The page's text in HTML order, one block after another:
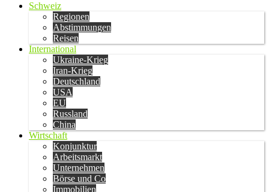
Schweiz
Regionen
Abstimmungen
Reisen
International
Ukraine-Krieg
Iran-Krieg
Deutschland
USA
EU
Russland
China
Wirtschaft
Konjunktur
Arbeitsmarkt
Unternehmen
Börse und Co
Immobilien